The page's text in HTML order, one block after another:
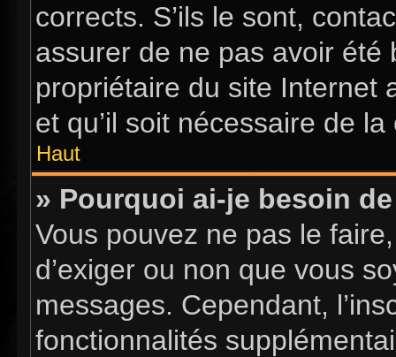
corrects. S’ils le sont,
assurer de ne pas avoir
propriétaire du site Internet
et qu’il soit nécessaire de la
Haut
» Pourquoi ai-je besoin
Vous pouvez ne pas le
d’exiger ou non que vous
messages. Cependant,
fonctionnalités